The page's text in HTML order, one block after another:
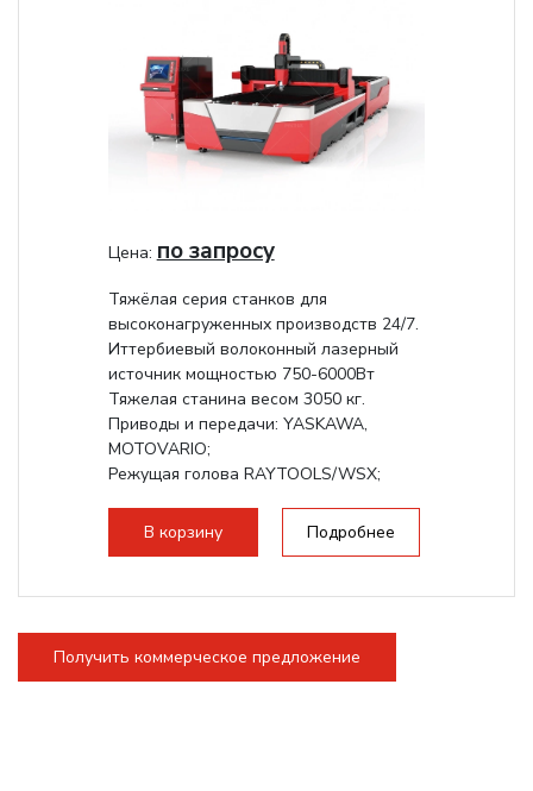
Цена: по запросу
Тяжёлая серия станков для
высоконагруженных производств 24/7.
Иттербиевый волоконный лазерный
источник мощностью 750-6000Вт
Тяжелая станина весом 3050 кг.
Приводы и передачи: YASKAWA,
MOTOVARIO;
Режущая голова RAYTOOLS/WSX;
В корзину Подробнее
Получить коммерческое предложение